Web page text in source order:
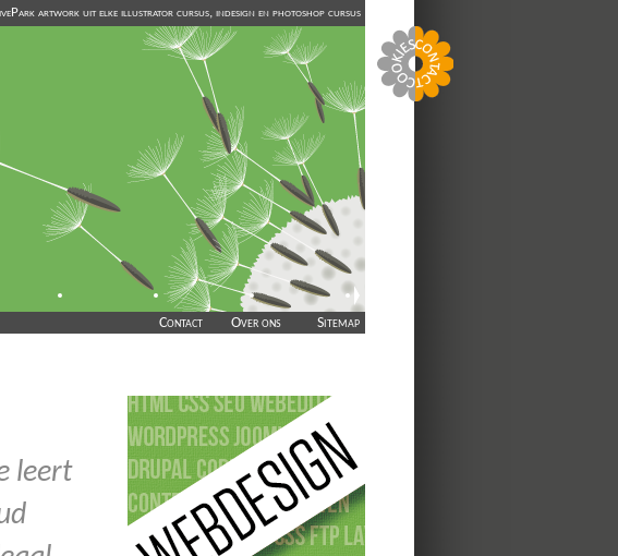
artwork uit elke illustrator cursus, indesign en photoshop cursus
Sitemap
Over ons
Contact
leert